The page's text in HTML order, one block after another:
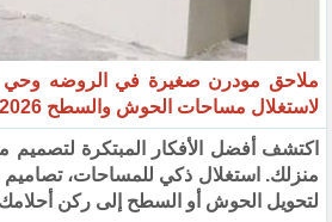
ملاحق مودرن صغيرة في الروضه وحي
لاستغلال مساحات الحوش والسطح 2026
اكتشف أفضل الأفكار المبتكرة
منزلك. استغلال ذكي للمساحات،
لتحويل الحوش أو السطح إلى ركن